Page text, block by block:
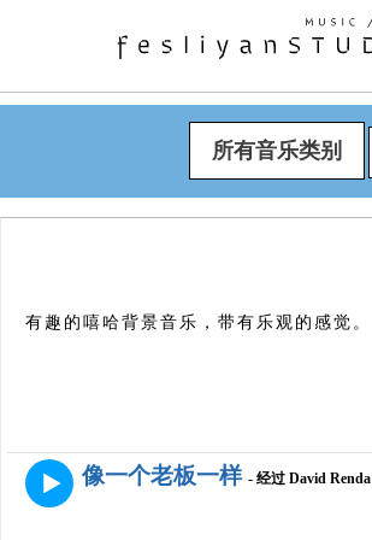
所有音乐类别
有趣的嘻哈背景音乐，带有乐观的感觉。
像一个老板一样 - 经过 David Renda